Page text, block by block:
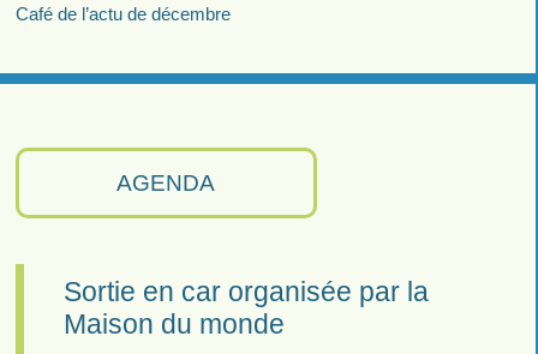
AGENDA
Sortie en car organisée par la
Maison du monde
Café de l’actu de décembre